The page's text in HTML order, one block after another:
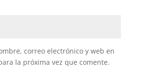
correo electrónico y web en
la próxima vez que comente.